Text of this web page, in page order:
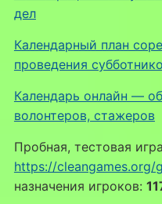
дел
Календарный план
проведения
Календарь онлайн —
волонтеров, стажеров
Пробная, тестовая
https://cleangames.org/
назначения игроков: